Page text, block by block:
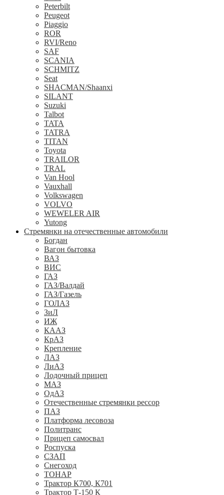
Peterbilt
Peugeot
Piaggio
ROR
RVI/Reno
SAF
SCANIA
SCHMITZ
Seat
SHACMAN/Shaanxi
SILANT
Suzuki
Talbot
TATA
TATRA
TITAN
Toyota
TRAILOR
TRAL
Van Hool
Vauxhall
Volkswagen
VOLVO
WEWELER AIR
Yutong
Стремянки на отечественные автомобили
Богдан
Вагон бытовка
ВАЗ
ВИС
ГАЗ
ГАЗ/Валдай
ГАЗ/Газель
ГОЛАЗ
ЗиЛ
ИЖ
КААЗ
КрАЗ
Крепление
ЛАЗ
ЛиАЗ
Лодочный прицеп
МАЗ
ОдАЗ
Отечественные стремянки рессор
ПАЗ
Платформа лесовоза
Политранс
Прицеп самосвал
Роспуска
СЗАП
Снегоход
ТОНАР
Трактор К700, К701
Трактор Т-150 К